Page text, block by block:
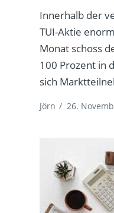
Innerhalb der
TUI-Aktie
Monat schoss
100 Prozent in
sich
Jörn / 26.